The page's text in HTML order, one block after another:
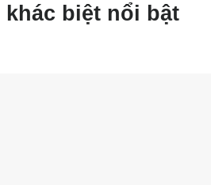
khác biệt nổi bật